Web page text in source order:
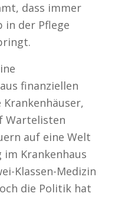
dass immer
in der Pflege
finanziellen
Wartelisten
auf eine Welt
Krankenhaus
Klassen-Medizin
die Politik hat